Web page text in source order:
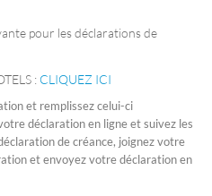
pour les déclarations de
: CLIQUEZ ICI
et remplissez celui-ci
déclaration en ligne et suivez les
de créance, joignez votre
et envoyez votre déclaration en